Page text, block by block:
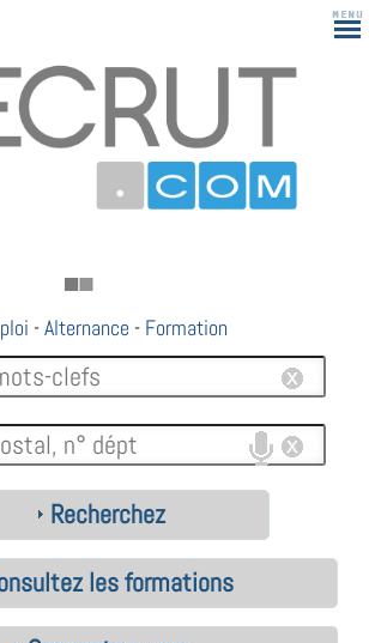
-Alternance - Formation
Recherchez
les formations